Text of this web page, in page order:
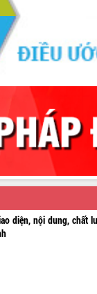
diện, nội dung, chất